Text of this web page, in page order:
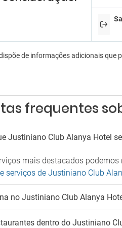
Sala
de informações adicionais que
frequentes
Justiniano Club Alanya Hotel
mais destacados
serviços de Justiniano Club
no Justiniano Club Alanya
dentro do Justiniano